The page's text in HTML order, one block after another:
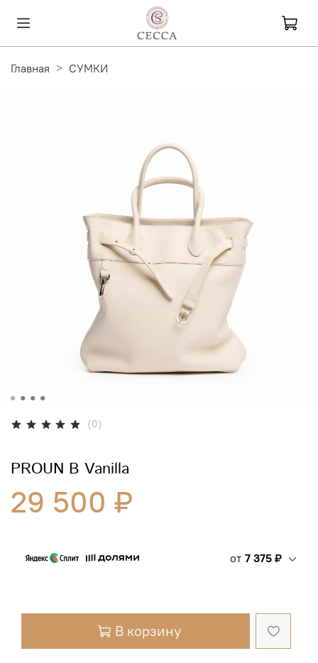
Главная СУМКИ
(0)
PROUN B Vanilla
29 500 ₽
от 7 375 ₽
В корзину